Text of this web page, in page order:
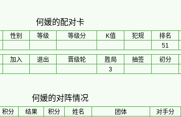
何媛的配对卡
性别 等级 等级分 K值 犯规 排名
51
加入 退出 晋级轮 胜局 抽签 初分
3
何媛的对阵情况
积分 结果 积分 姓名 团体 对手分